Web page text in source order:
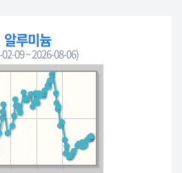
알루미늄
09 ~ 2026-08-06)